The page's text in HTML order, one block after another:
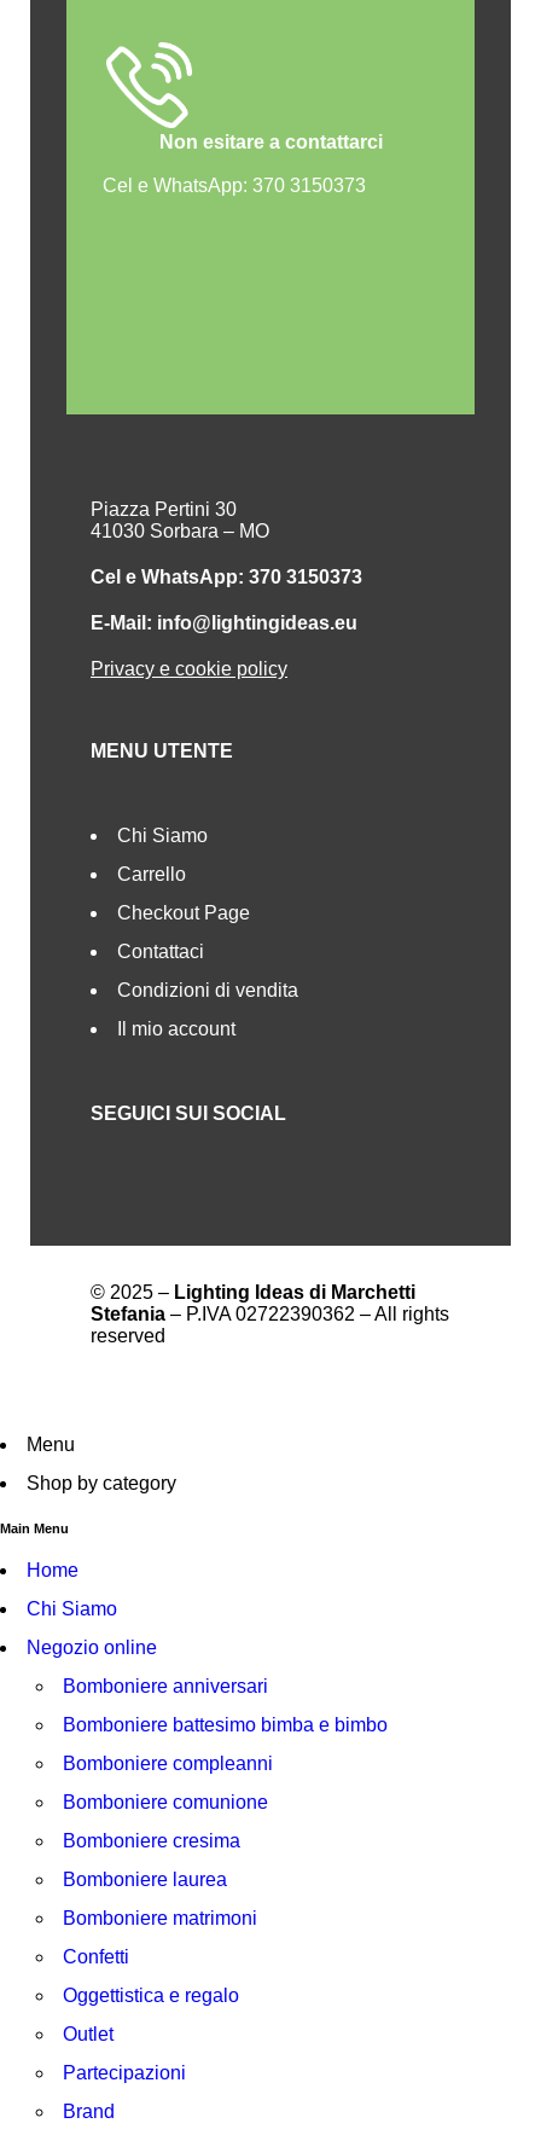
Non esitare a contattarci
Cel e WhatsApp: 370 3150373
Piazza Pertini 30
41030 Sorbara – MO
Cel e WhatsApp: 370 3150373
E-Mail: info@lightingideas.eu
Privacy e cookie policy
MENU UTENTE
Chi Siamo
Carrello
Checkout Page
Contattaci
Condizioni di vendita
Il mio account
SEGUICI SUI SOCIAL
© 2025 – Lighting Ideas di Marchetti
Stefania – P.IVA 02722390362 – All rights
reserved
Menu
Shop by category
Main Menu
Home
Chi Siamo
Negozio online
Bomboniere anniversari
Bomboniere battesimo bimba e bimbo
Bomboniere compleanni
Bomboniere comunione
Bomboniere cresima
Bomboniere laurea
Bomboniere matrimoni
Confetti
Oggettistica e regalo
Outlet
Partecipazioni
Brand